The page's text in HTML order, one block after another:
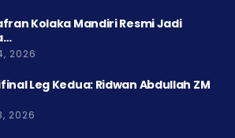
Kolaka Mandiri Resmi Jadi
2026
Leg Kedua: Ridwan Abdullah ZM
2026